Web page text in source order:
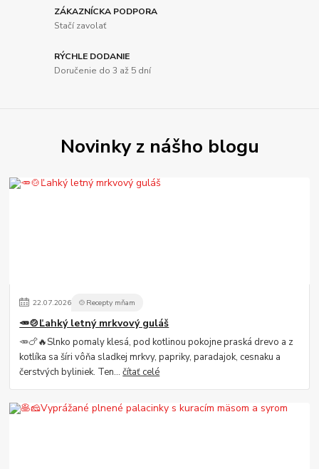
ZÁKAZNÍCKA PODPORA
Stačí zavolať
RÝCHLE DODANIE
Doručenie do 3 až 5 dní
Novinky z nášho blogu
22.07.2026 🍲Recepty mňam
🥕🍲Ľahký letný mrkvový guláš
🥕🍗🔥Slnko pomaly klesá, pod kotlinou pokojne praská drevo a z
kotlíka sa šíri vôňa sladkej mrkvy, papriky, paradajok, cesnaku a
čerstvých byliniek. Ten...čítať celé